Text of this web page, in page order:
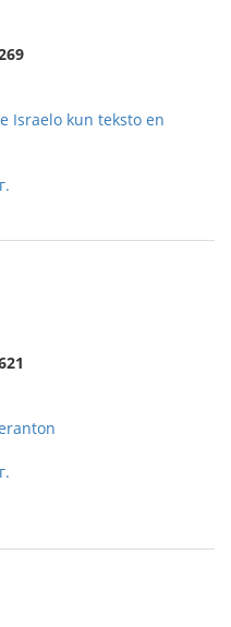
Israelo kun teksto en